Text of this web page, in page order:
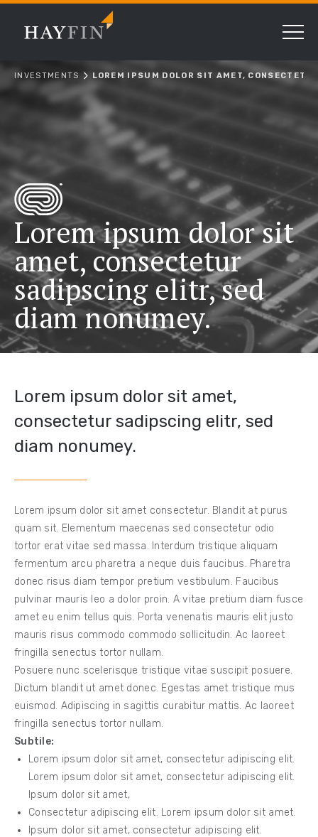
INVESTMENTS LOREM IPSUM DOLOR SIT AMET,
Lorem ipsum dolor sit
amet, consectetur
sadipscing elitr, sed
diam nonumey.
Lorem ipsum dolor sit amet,
consectetur sadipscing elitr, sed
diam nonumey.
Lorem ipsum dolor sit amet consectetur. Blandit at purus
quam sit. Elementum maecenas sed consectetur odio
tortor erat vitae sed massa. Interdum tristique aliquam
fermentum arcu pharetra a neque duis faucibus. Pharetra
donec risus diam tempor pretium vestibulum. Faucibus
pulvinar mauris leo a dolor proin. A vitae pretium diam fusce
amet eu enim tellus quis. Porta venenatis mauris elit justo
mauris risus commodo commodo sollicitudin. Ac laoreet
fringilla senectus tortor nullam.
Posuere nunc scelerisque tristique vitae suscipit posuere.
Dictum blandit ut amet donec. Egestas amet tristique mus
euismod. Adipiscing in sagittis curabitur mattis. Ac laoreet
fringilla senectus tortor nullam.
Subtile:
Lorem ipsum dolor sit amet, consectetur adipiscing elit.
Lorem ipsum dolor sit amet, consectetur adipiscing elit.
Ipsum dolor sit amet,
Consectetur adipiscing elit. Lorem ipsum dolor sit amet.
Ipsum dolor sit amet, consectetur adipiscing elit.